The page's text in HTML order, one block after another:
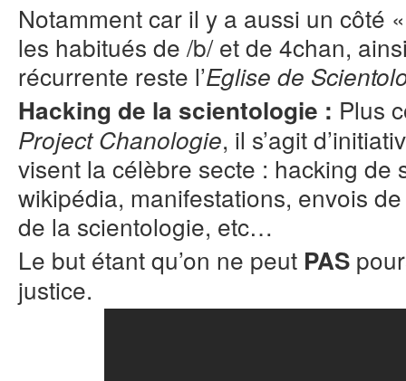
Notamment car il y a aussi un côté
les habitués de /b/ et de 4chan,
récurrente reste l’Eglise de
Hacking de la scientologie : Plus
Project Chanologie, il s’agit
visent la célèbre secte : hacking de
wikipédia, manifestations, envois
de la scientologie, etc…
Le but étant qu’on ne peut PAS
justice.